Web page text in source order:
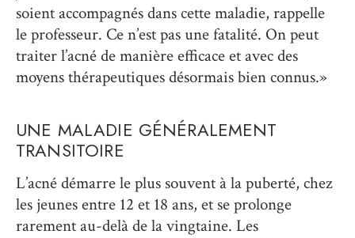
soient accompagnés dans cette maladie, rappelle
le professeur. Ce n’est pas une fatalité. On peut
traiter l’acné de manière efficace et avec des
moyens thérapeutiques désormais bien connus.»
UNE MALADIE GÉNÉRALEMENT
TRANSITOIRE
L’acné démarre le plus souvent à la puberté, chez
les jeunes entre 12 et 18 ans, et se prolonge
rarement au-delà de la vingtaine. Les